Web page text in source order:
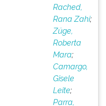
Rached,
Rana Zahi;
Züge,
Roberta
Mara;
Camargo,
Gisele
Leite;
Parra,